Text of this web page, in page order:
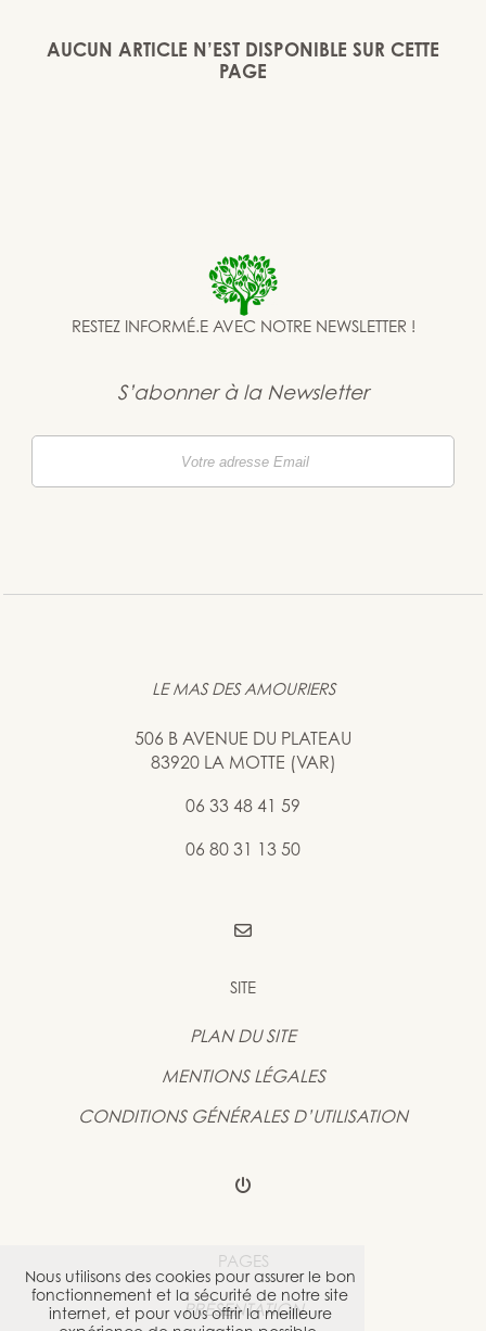
Nous utilisons des cookies pour assurer le bon
fonctionnement et la sécurité de notre site
internet, et pour vous offrir la meilleure
AUCUN ARTICLE N’EST DISPONIBLE SUR CETTE
PAGE
RESTEZ INFORMÉ.E AVEC NOTRE NEWSLETTER !
S’abonner à la Newsletter
LE MAS DES AMOURIERS
506 B AVENUE DU PLATEAU
83920 LA MOTTE (VAR)
06 33 48 41 59
06 80 31 13 50
SITE
PLAN DU SITE
MENTIONS LÉGALES
CONDITIONS GÉNÉRALES D’UTILISATION
PAGES
PRÉSENTATION